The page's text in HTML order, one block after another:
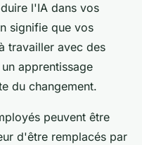
l'IA dans vos
signifie que vos
travailler avec des
apprentissage
du changement.
peuvent être
d'être remplacés par